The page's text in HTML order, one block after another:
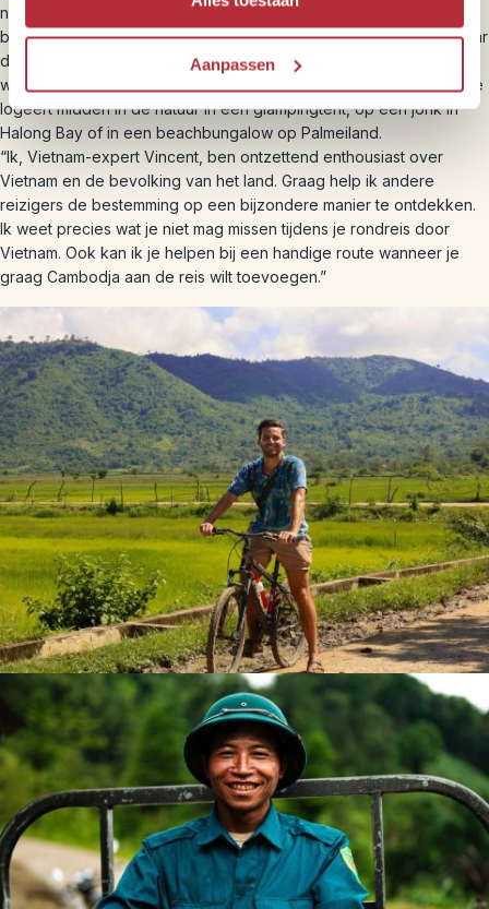
Aanpassen
nemen je ook graag mee naar de onontdekte parels. Je kunt een
boottocht door Halong Bay maken of juist ervoor te kiezen om naar
de minder bekende plek Bai Tu Long bay te gaan. Hier ontdek je
wel de omgeving, maar zit je niet op de meest toeristische plek. Je
logeert midden in de natuur in een glampingtent, op een jonk in
Halong Bay of in een beachbungalow op Palmeiland.
“Ik, Vietnam-expert Vincent, ben ontzettend enthousiast over
Vietnam en de bevolking van het land. Graag help ik andere
reizigers de bestemming op een bijzondere manier te ontdekken.
Ik weet precies wat je niet mag missen tijdens je rondreis door
Vietnam. Ook kan ik je helpen bij een handige route wanneer je
graag Cambodja aan de reis wilt toevoegen.”